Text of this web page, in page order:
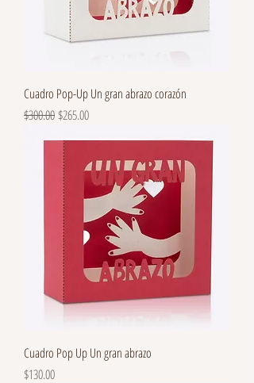
Cuadro Pop-Up Un gran abrazo corazón
Precio
$300.00Precio de oferta
$265.00
Cuadro Pop Up Un gran abrazo
Precio
$130.00